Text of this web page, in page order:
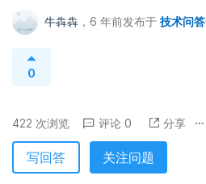
牛犇犇 ，6 年前发布于 技术问答
0
422 次浏览 评论 0 分享
写回答 关注问题